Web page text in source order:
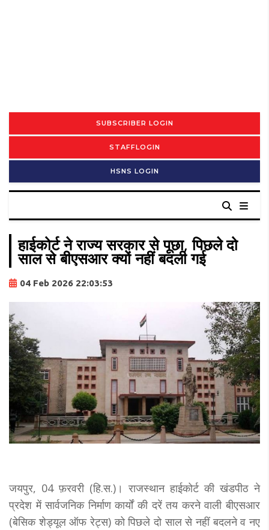
SUBSCRIBER LOGIN
STAFFLOGIN
HSNS LOGIN
हाईकोर्ट ने राज्य सरकार से पूछा, पिछले दो
साल से बीएसआर क्यों नहीं बदली गई
04 Feb 2026 22:03:53
जयपुर, 04 फ़रवरी (हि.स.)। राजस्थान हाईकोर्ट की खंडपीठ ने
प्रदेश में सार्वजनिक निर्माण कार्यों की दरें तय करने वाली बीएसआर
(बेसिक शेड्यूल ऑफ रेट्स) को पिछले दो साल से नहीं बदलने व नए